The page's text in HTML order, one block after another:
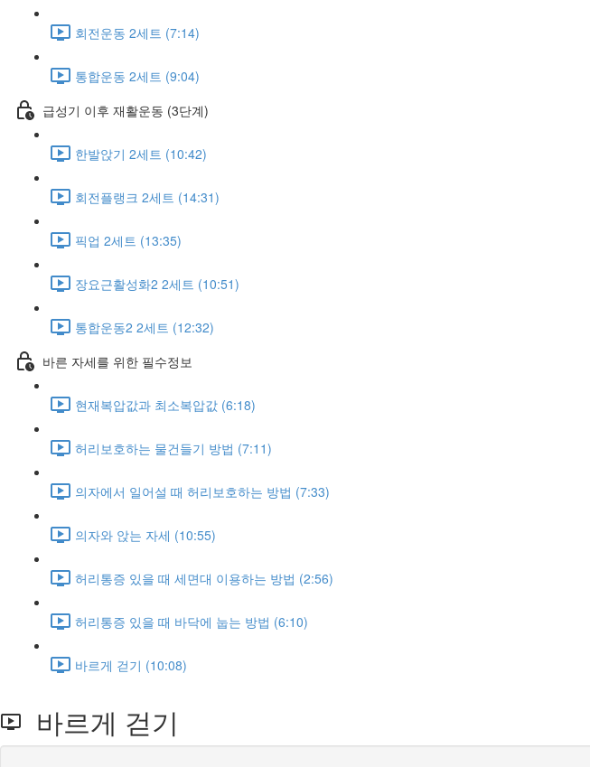
회전운동 2세트 (7:14)
통합운동 2세트 (9:04)
급성기 이후 재활운동 (3단계)
한발앉기 2세트 (10:42)
회전플랭크 2세트 (14:31)
픽업 2세트 (13:35)
장요근활성화2 2세트 (10:51)
통합운동2 2세트 (12:32)
바른 자세를 위한 필수정보
현재복압값과 최소복압값 (6:18)
허리보호하는 물건들기 방법 (7:11)
의자에서 일어설 때 허리보호하는 방법 (7:33)
의자와 앉는 자세 (10:55)
허리통증 있을 때 세면대 이용하는 방법 (2:56)
허리통증 있을 때 바닥에 눕는 방법 (6:10)
바르게 걷기 (10:08)
바르게 걷기